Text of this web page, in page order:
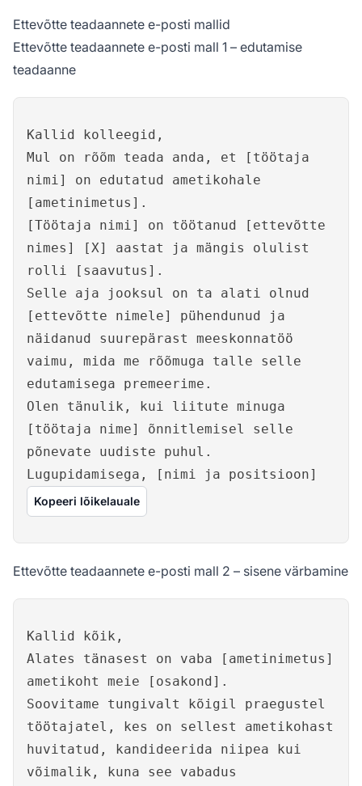
Ettevõtte teadaannete e-posti mallid
Ettevõtte teadaannete e-posti mall 1 – edutamise
teadaanne
Kallid kolleegid,
Mul on rõõm teada anda, et [töötaja
nimi] on edutatud ametikohale
[ametinimetus].
[Töötaja nimi] on töötanud [ettevõtte
nimes] [X] aastat ja mängis olulist
rolli [saavutus].
Selle aja jooksul on ta alati olnud
[ettevõtte nimele] pühendunud ja
näidanud suurepärast meeskonnatöö
vaimu, mida me rõõmuga talle selle
edutamisega premeerime.
Olen tänulik, kui liitute minuga
[töötaja nime] õnnitlemisel selle
põnevate uudiste puhul.
Lugupidamisega, [nimi ja positsioon]
Kopeeri lõikelauale
Ettevõtte teadaannete e-posti mall 2 – sisene värbamine
Kallid kõik,
Alates tänasest on vaba [ametinimetus]
ametikoht meie [osakond].
Soovitame tungivalt kõigil praegustel
töötajatel, kes on sellest ametikohast
huvitatud, kandideerida niipea kui
võimalik, kuna see vabadus